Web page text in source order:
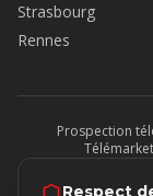
Respect
Strasbourg
Rennes
Prospection
Service à la